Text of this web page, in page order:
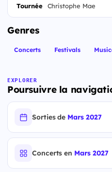
Tournée Christophe Mae
Genres
Concerts Festivals
EXPLORER
Poursuivre la
Sorties de Mars 2027
Concerts en Mars 2027